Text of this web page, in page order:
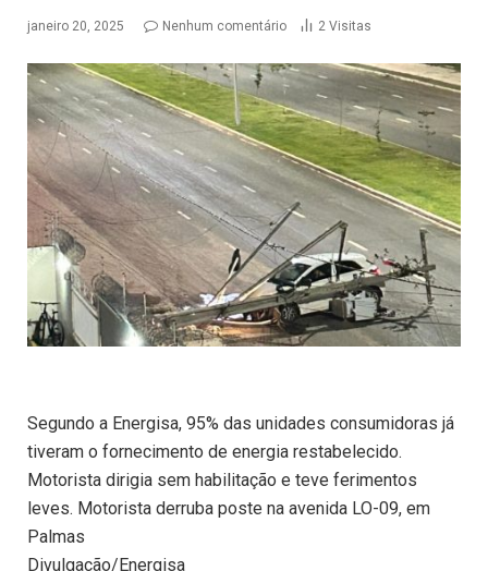
janeiro 20, 2025 Nenhum comentário 2 Visitas
Segundo a Energisa, 95% das unidades consumidoras já
tiveram o fornecimento de energia restabelecido.
Motorista dirigia sem habilitação e teve ferimentos
leves. Motorista derruba poste na avenida LO-09, em
Palmas
Divulgação/Energisa